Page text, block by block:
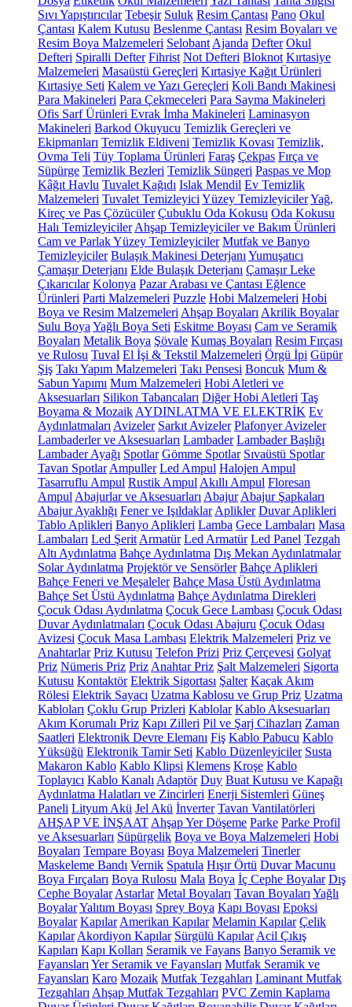
Sıvı Yapıştırıcılar Tebeşir Suluk Resim Çantası Pano Okul
Çantası Kalem Kutusu Beslenme Çantası Resim Boyaları ve
Resim Boya Malzemeleri Selobant Ajanda Defter Okul
Defteri Spiralli Defter Fihrist Not Defteri Bloknot Kırtasiye
Malzemeleri Masaüstü Gereçleri Kırtasiye Kağıt Ürünleri
Kırtasiye Seti Kalem ve Yazı Gereçleri Koli Bandı Makinesi
Para Makineleri Para Çekmeceleri Para Sayma Makineleri
Ofis Sarf Ürünleri Evrak İmha Makineleri Laminasyon
Makineleri Barkod Okuyucu Temizlik Gereçleri ve
Ekipmanları Temizlik Eldiveni Temizlik Kovası Temizlik,
Ovma Teli Tüy Toplama Ürünleri Faraş Çekpas Fırça ve
Süpürge Temizlik Bezleri Temizlik Süngeri Paspas ve Mop
Kâğıt Havlu Tuvalet Kağıdı Islak Mendil Ev Temizlik
Malzemeleri Tuvalet Temizleyici Yüzey TemizleyicilerYağ,
Kireç ve Pas Çözücüler Çubuklu Oda Kokusu Oda Kokusu
Halı Temizleyiciler Ahşap Temizleyiciler ve Bakım Ürünleri
Cam ve Parlak Yüzey Temizleyiciler Mutfak ve Banyo
Temizleyiciler Bulaşık Makinesi Deterjanı Yumuşatıcı
Çamaşır Deterjanı Elde Bulaşık Deterjanı Çamaşır Leke
Çıkarıcılar Kolonya Pazar Arabası ve Çantası Eğlence
Ürünleri Parti Malzemeleri Puzzle Hobi Malzemeleri Hobi
Boya ve Resim Malzemeleri Ahşap Boyaları Akrilik Boyalar
Sulu Boya Yağlı Boya Seti Eskitme Boyası Cam ve Seramik
Boyaları Metalik Boya Şövale Kumaş Boyaları Resim Fırçası
ve Rulosu Tuval El İşi & Tekstil Malzemeleri Örgü İpi Güpür
Şiş Takı Yapım Malzemeleri Takı Pensesi Boncuk Mum &
Sabun Yapımı Mum Malzemeleri Hobi Aletleri ve
Aksesuarları Silikon Tabancaları Diğer Hobi Aletleri Taş
Boyama & Mozaik AYDINLATMA VE ELEKTRİK Ev
Aydınlatmaları Avizeler Sarkıt Avizeler Plafonyer Avizeler
Lambaderler ve Aksesuarları Lambader Lambader Başlığı
Lambader Ayağı Spotlar Gömme Spotlar Sıvaüstü Spotlar
Tavan Spotlar Ampuller Led Ampul Halojen Ampul
Tasarruflu Ampul Rustik Ampul Akıllı Ampul Floresan
Ampul Abajurlar ve Aksesuarları Abajur Abajur Şapkaları
Abajur Ayaklığı Fener ve Işıldaklar Aplikler Duvar Aplikleri
Tablo Aplikleri Banyo Aplikleri Lamba Gece Lambaları Masa
Lambaları Led Şerit Armatür Led Armatür Led Panel Tezgah
Altı Aydınlatma Bahçe Aydınlatma Dış Mekan Aydınlatmalar
Solar Aydınlatma Projektör ve Sensörler Bahçe Aplikleri
Bahçe Feneri ve Meşaleler Bahçe Masa Üstü Aydınlatma
Bahçe Set Üstü Aydınlatma Bahçe Aydınlatma Direkleri
Çocuk Odası Aydınlatma Çocuk Gece Lambası Çocuk Odası
Duvar Aydınlatmaları Çocuk Odası Abajuru Çocuk Odası
Avizesi Çocuk Masa Lambası Elektrik Malzemeleri Priz ve
Anahtarlar Priz Kutusu Telefon Prizi Priz Çerçevesi Golyat
Priz Nümeris Priz Priz Anahtar Priz Şalt Malzemeleri Sigorta
Kutusu Kontaktör Elektrik Sigortası Şalter Kaçak Akım
Rölesi Elektrik Sayacı Uzatma Kablosu ve Grup Priz Uzatma
Kabloları Çoklu Grup Prizleri Kablolar Kablo Aksesuarları
Akım Korumalı Priz Kapı Zilleri Pil ve Şarj Cihazları Zaman
Saatleri Elektronik Devre Elemanı Fiş Kablo Pabucu Kablo
Yüksüğü Elektronik Tamir Seti Kablo Düzenleyiciler Susta
Makaron Kablo Kablo Klipsi Klemens Kroşe Kablo
Toplayıcı Kablo Kanalı Adaptör Duy Buat Kutusu ve Kapağı
Aydınlatma Halatları ve Zincirleri Enerji Sistemleri Güneş
Paneli Lityum Akü Jel Akü İnverter Tavan Vantilatörleri
AHŞAP VE İNŞAAT Ahşap Yer Döşeme Parke Parke Profil
ve Aksesuarları Süpürgelik Boya ve Boya Malzemeleri Hobi
Boyaları Tempare Boyası Boya Malzemeleri Tinerler
Maskeleme Bandı Vernik Spatula Hışır Örtü Duvar Macunu
Boya Fırçaları Boya Rulosu Mala Boya İç Cephe Boyalar Dış
Cephe Boyalar Astarlar Metal Boyaları Tavan Boyaları Yağlı
BoyalarYalıtım Boyası Sprey Boya Kapı Boyası Epoksi
Boyalar Kapılar Amerikan Kapılar Melamin Kapılar Çelik
Kapılar Akordiyon Kapılar Sürgülü Kapılar Acil Çıkış
Kapıları Kapı Kolları Seramik ve Fayans Banyo Seramik ve
Fayansları Yer Seramik ve Fayansları Mutfak Seramik ve
Fayansları Karo Mozaik Mutfak Tezgahları Laminant Mutfak
Tezgahları Ahşap Mutfak Tezgahları PVC Zemin Kaplama